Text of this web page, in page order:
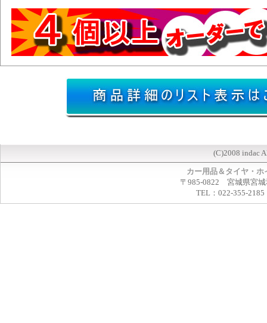
(C)2008 indac
カー用品＆タイヤ・
〒985-0822 宮城県宮城
TEL：022-355-